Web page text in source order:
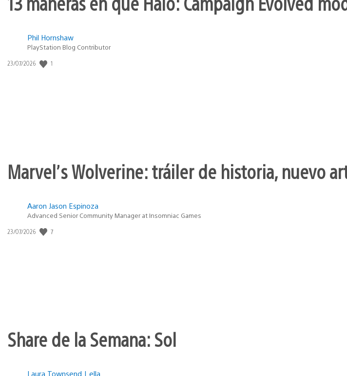
Phil Hornshaw
PlayStation Blog Contributor
Fecha
23/07/2026 1
Marvel’s Wolverine: tráiler de historia, nuevo
Aaron Jason Espinoza
Advanced Senior Community Manager at Insomniac Games
Fecha
23/07/2026 7
Share de la Semana: Sol
Laura Townsend | ella